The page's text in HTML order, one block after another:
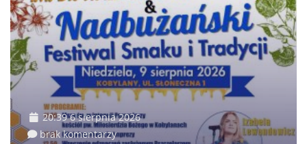
20:39 6 sierpnia 2026
brak komentarzy